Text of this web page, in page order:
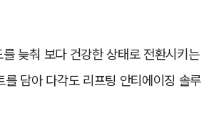
늦춰 보다 건강한 상태로 전환시키는
를 담아 다각도 리프팅 안티에이징 솔루